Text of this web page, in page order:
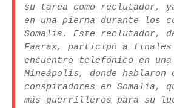
su tarea como reclutador,
en una pierna durante los
Somalia. Este reclutador,
Faarax, participó a finales
encuentro telefónico en una
Mineápolis, donde hablaron
conspiradores en Somalia,
más guerrilleros para su